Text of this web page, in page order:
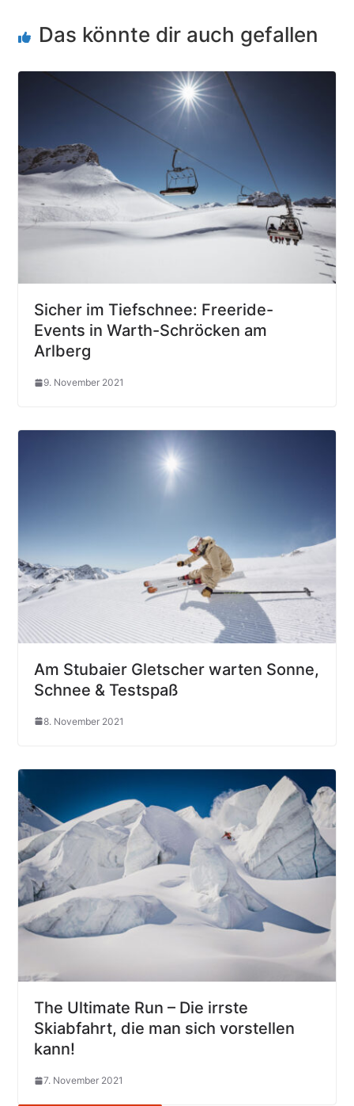
Das könnte dir auch gefallen
Sicher im Tiefschnee: Freeride-
Events in Warth-Schröcken am
Arlberg
9. November 2021
Am Stubaier Gletscher warten Sonne,
Schnee & Testspaß
8. November 2021
The Ultimate Run – Die irrste
Skiabfahrt, die man sich vorstellen
kann!
7. November 2021